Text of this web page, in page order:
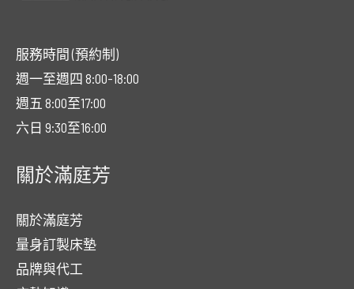
服務時間 (預約制)
週一至週四 8:00-18:00
週五 8:00至17:00
六日 9:30至16:00
關於滿庭芳
關於滿庭芳
量身訂製床墊
品牌與代工